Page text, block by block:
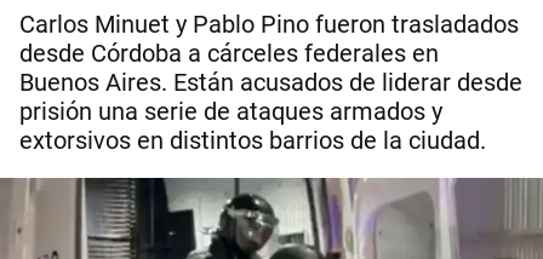
Carlos Minuet y Pablo Pino fueron trasladados
desde Córdoba a cárceles federales en
Buenos Aires. Están acusados de liderar desde
prisión una serie de ataques armados y
extorsivos en distintos barrios de la ciudad.